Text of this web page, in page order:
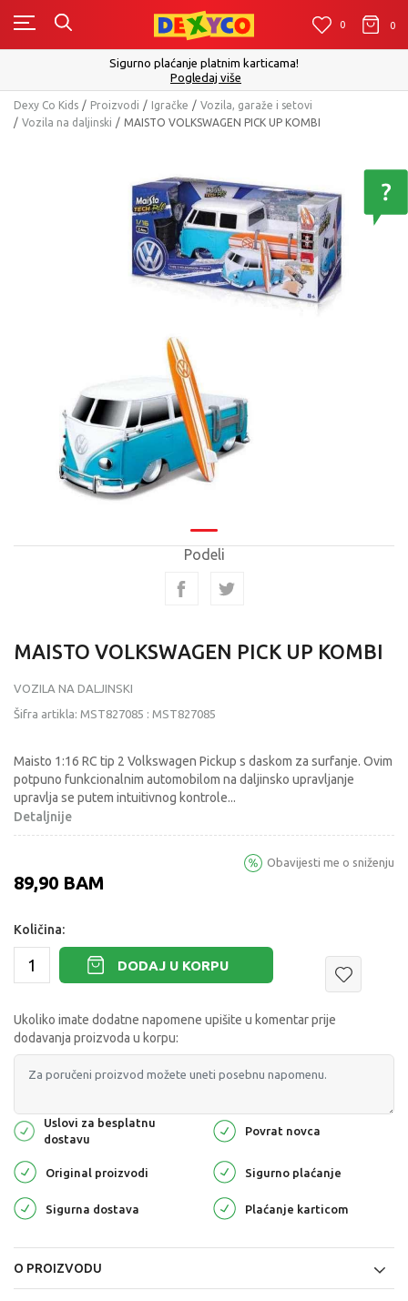
0 0
Sigurno plaćanje platnim karticama!
Pogledaj više
Dexy Co Kids Proizvodi Igračke
Vozila, garaže i setovi
Vozila na daljinski
MAISTO VOLKSWAGEN PICK UP KOMBI
Podeli
MAISTO VOLKSWAGEN PICK UP KOMBI
VOZILA NA DALJINSKI
Šifra artikla: MST827085 : MST827085
Maisto 1:16 RC tip 2 Volkswagen Pickup s daskom za surfanje. Ovim
potpuno funkcionalnim automobilom na daljinsko upravljanje
upravlja se putem intuitivnog kontrole...
Detaljnije
89,90 BAM
Obavijesti me o sniženju
Količina:
DODAJ U KORPU
Ukoliko imate dodatne napomene upišite u komentar prije
dodavanja proizvoda u korpu:
Uslovi za besplatnu
dostavu
Povrat novca
Original proizvodi Sigurno plaćanje
Sigurna dostava Plaćanje karticom
O PROIZVODU